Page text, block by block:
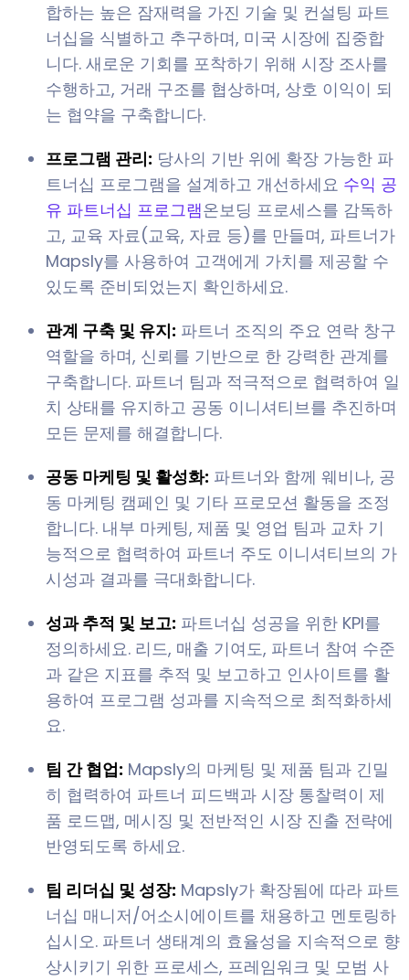
합하는 높은 잠재력을 가진 기술 및 컨설팅 파트
너십을 식별하고 추구하며, 미국 시장에 집중합
니다. 새로운 기회를 포착하기 위해 시장 조사를
수행하고, 거래 구조를 협상하며, 상호 이익이 되
는 협약을 구축합니다.
프로그램 관리: 당사의 기반 위에 확장 가능한 파
트너십 프로그램을 설계하고 개선하세요 수익 공
유 파트너십 프로그램온보딩 프로세스를 감독하
고, 교육 자료(교육, 자료 등)를 만들며, 파트너가
Mapsly를 사용하여 고객에게 가치를 제공할 수
있도록 준비되었는지 확인하세요.
관계 구축 및 유지: 파트너 조직의 주요 연락 창구
역할을 하며, 신뢰를 기반으로 한 강력한 관계를
구축합니다. 파트너 팀과 적극적으로 협력하여 일
치 상태를 유지하고 공동 이니셔티브를 추진하며
모든 문제를 해결합니다.
공동 마케팅 및 활성화: 파트너와 함께 웨비나, 공
동 마케팅 캠페인 및 기타 프로모션 활동을 조정
합니다. 내부 마케팅, 제품 및 영업 팀과 교차 기
능적으로 협력하여 파트너 주도 이니셔티브의 가
시성과 결과를 극대화합니다.
성과 추적 및 보고: 파트너십 성공을 위한 KPI를
정의하세요. 리드, 매출 기여도, 파트너 참여 수준
과 같은 지표를 추적 및 보고하고 인사이트를 활
용하여 프로그램 성과를 지속적으로 최적화하세
요.
팀 간 협업: Mapsly의 마케팅 및 제품 팀과 긴밀
히 협력하여 파트너 피드백과 시장 통찰력이 제
품 로드맵, 메시징 및 전반적인 시장 진출 전략에
반영되도록 하세요.
팀 리더십 및 성장: Mapsly가 확장됨에 따라 파트
너십 매니저/어소시에이트를 채용하고 멘토링하
십시오. 파트너 생태계의 효율성을 지속적으로 향
상시키기 위한 프로세스, 프레임워크 및 모범 사